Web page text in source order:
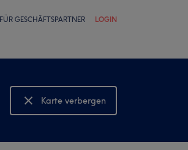
FÜR GESCHÄFTSPARTNER LOGIN
Karte verbergen
Karte anzeigen